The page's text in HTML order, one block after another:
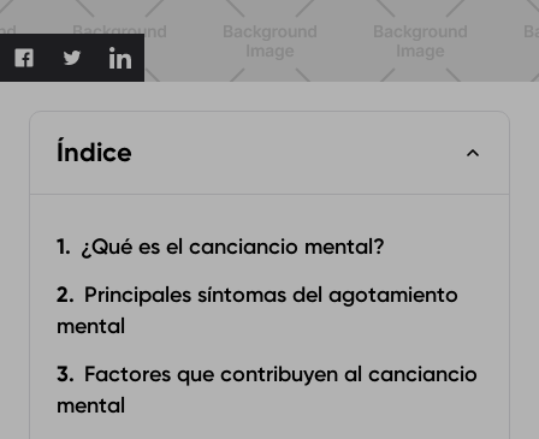
Índice
¿Qué es el canciancio mental?
Principales síntomas del agotamiento
mental
Factores que contribuyen al canciancio
mental